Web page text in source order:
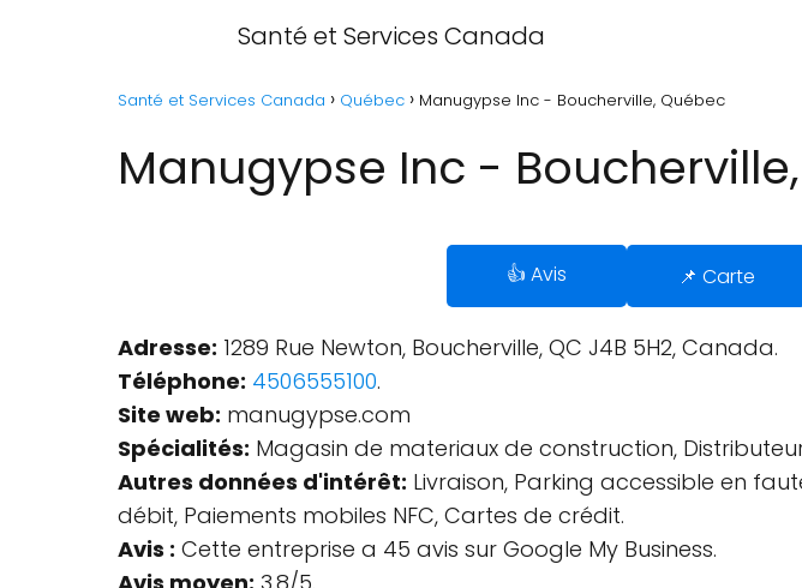
Santé et Services Canada
Santé et Services Canada Québec Manugypse Inc - Boucherville, Québec
Manugypse Inc -
👍 Avis 📌 Carte
Adresse: 1289 Rue Newton, Boucherville, QC J4B 5H2, Canada.
Téléphone: 4506555100.
Site web: manugypse.com
Spécialités: Magasin de materiaux de construction,
Autres données d'intérêt: Livraison, Parking accessible en
débit, Paiements mobiles NFC, Cartes de crédit.
Avis : Cette entreprise a 45 avis sur Google My Business.